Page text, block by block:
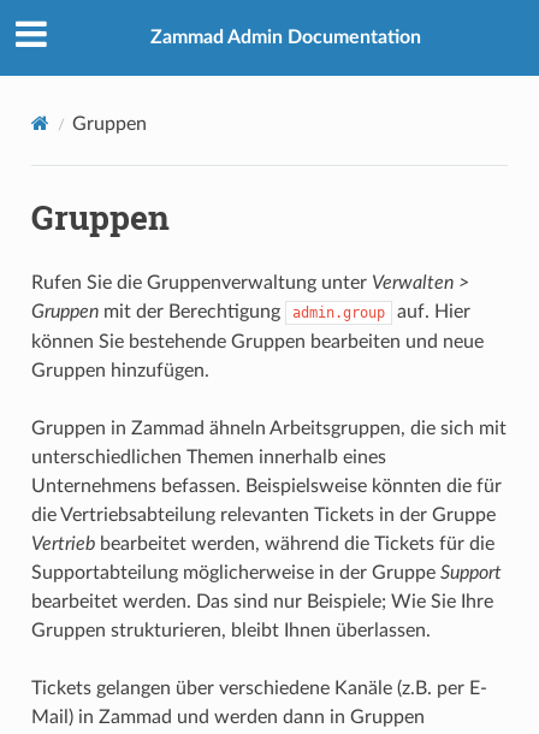
Zammad Admin Documentation
Gruppen
Gruppen
Rufen Sie die Gruppenverwaltung unter Verwalten >
Gruppenmit der Berechtigung admin.group
auf. Hier
können Sie bestehende Gruppen bearbeiten und neue
Gruppen hinzufügen.
Gruppen in Zammad ähneln Arbeitsgruppen, die sich mit
unterschiedlichen Themen innerhalb eines
Unternehmens befassen. Beispielsweise könnten die für
die Vertriebsabteilung relevanten Tickets in der Gruppe
Vertriebbearbeitet werden, während die Tickets für die
Supportabteilung möglicherweise in der Gruppe Support
bearbeitet werden. Das sind nur Beispiele; Wie Sie Ihre
Gruppen strukturieren, bleibt Ihnen überlassen.
Tickets gelangen über verschiedene Kanäle (z.B. per E-
Mail) in Zammad und werden dann in Gruppen